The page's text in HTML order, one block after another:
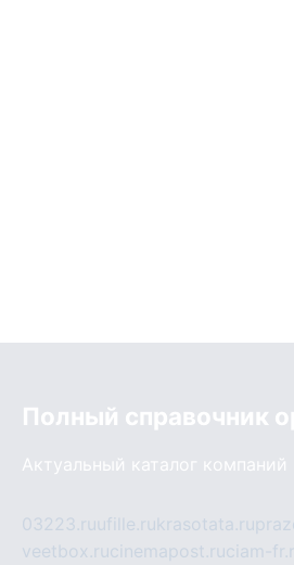
Полный справочник
Актуальный каталог
03223.ruufille.rukrasotata.ru
veetbox.rucinemapost.ruciam-